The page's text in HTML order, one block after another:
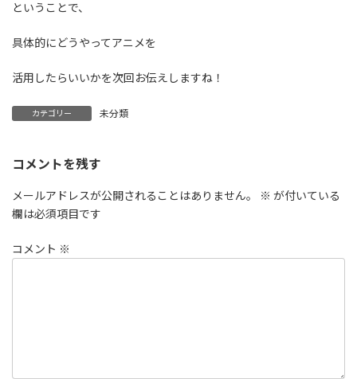
ということで、
具体的にどうやってアニメを
活用したらいいかを次回お伝えしますね！
カテゴリー 未分類
コメントを残す
メールアドレスが公開されることはありません。 ※ が付いている
欄は必須項目です
コメント ※